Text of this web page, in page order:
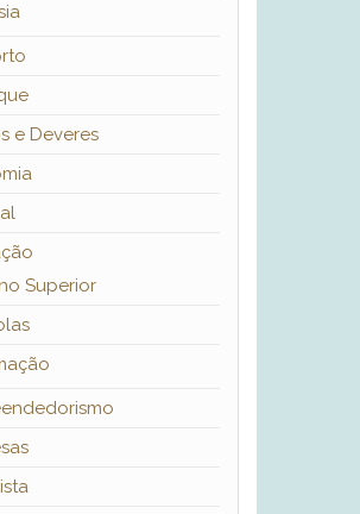
e Deveres
Superior